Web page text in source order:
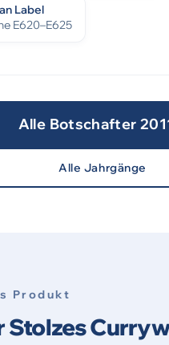
Label
E620–E625
Alle Botschafter
Alle Jahrgänge
Produkt
Stolzes